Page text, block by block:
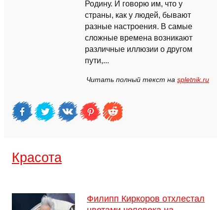
Родину. И говорю им, что у
страны, как у людей, бывают
разные настроения. В самые
сложные времена возникают
различные иллюзии о другом
пути,...
Читать полный текст на spletnik.ru
Красота
Филипп Киркоров отхлестал